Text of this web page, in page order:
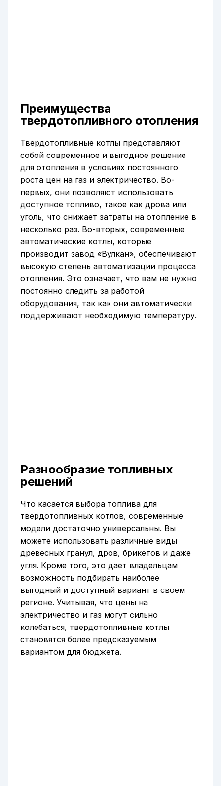
Преимущества
твердотопливного отопления
Твердотопливные котлы представляют
собой современное и выгодное решение
для отопления в условиях постоянного
роста цен на газ и электричество. Во-
первых, они позволяют использовать
доступное топливо, такое как дрова или
уголь, что снижает затраты на отопление в
несколько раз. Во-вторых, современные
автоматические котлы, которые
производит завод «Вулкан», обеспечивают
высокую степень автоматизации процесса
отопления. Это означает, что вам не нужно
постоянно следить за работой
оборудования, так как они автоматически
поддерживают необходимую температуру.
Разнообразие топливных
решений
Что касается выбора топлива для
твердотопливных котлов, современные
модели достаточно универсальны. Вы
можете использовать различные виды
древесных гранул, дров, брикетов и даже
угля. Кроме того, это дает владельцам
возможность подбирать наиболее
выгодный и доступный вариант в своем
регионе. Учитывая, что цены на
электричество и газ могут сильно
колебаться, твердотопливные котлы
становятся более предсказуемым
вариантом для бюджета.